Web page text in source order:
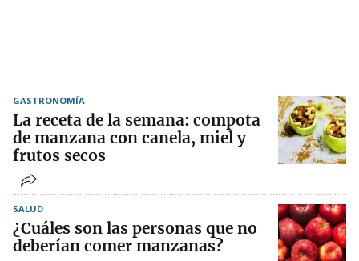
GASTRONOMÍA
La receta de la semana: compota
de manzana con canela, miel y
frutos secos
SALUD
¿Cuáles son las personas que no
deberían comer manzanas?